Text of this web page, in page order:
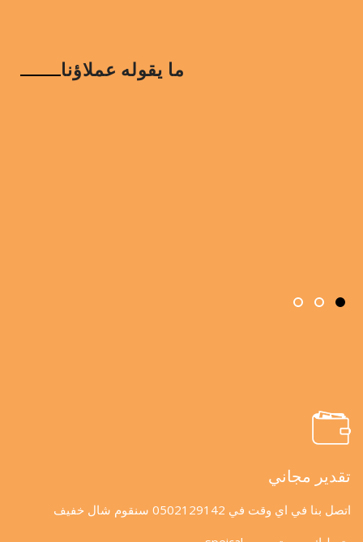
ما يقوله عملاؤنا
تقدير مجاني
اتصل بنا في اي وقت في 0502129142 سنقوم شال خفيف